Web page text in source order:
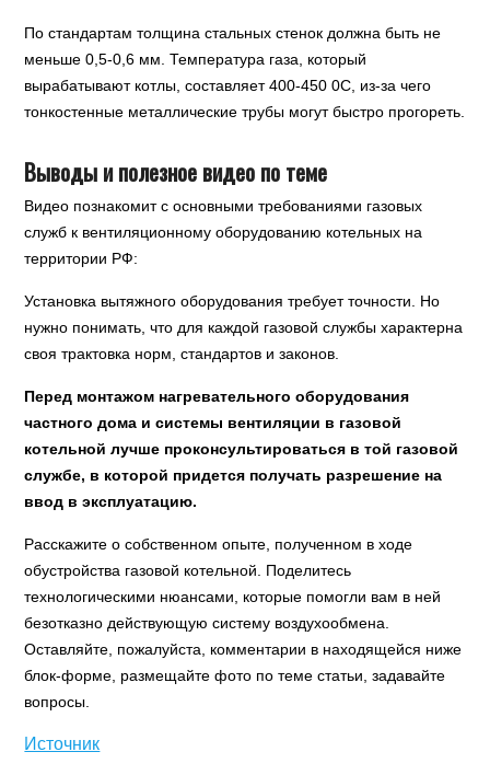
По стандартам толщина стальных стенок должна быть не
меньше 0,5-0,6 мм. Температура газа, который
вырабатывают котлы, составляет 400-450 0С, из-за чего
тонкостенные металлические трубы могут быстро прогореть.
Выводы и полезное видео по теме
Видео познакомит с основными требованиями газовых
служб к вентиляционному оборудованию котельных на
территории РФ:
Установка вытяжного оборудования требует точности. Но
нужно понимать, что для каждой газовой службы характерна
своя трактовка норм, стандартов и законов.
Перед монтажом нагревательного оборудования
частного дома и системы вентиляции в газовой
котельной лучше проконсультироваться в той газовой
службе, в которой придется получать разрешение на
ввод в эксплуатацию.
Расскажите о собственном опыте, полученном в ходе
обустройства газовой котельной. Поделитесь
технологическими нюансами, которые помогли вам в ней
безотказно действующую систему воздухообмена.
Оставляйте, пожалуйста, комментарии в находящейся ниже
блок-форме, размещайте фото по теме статьи, задавайте
вопросы.
Источник